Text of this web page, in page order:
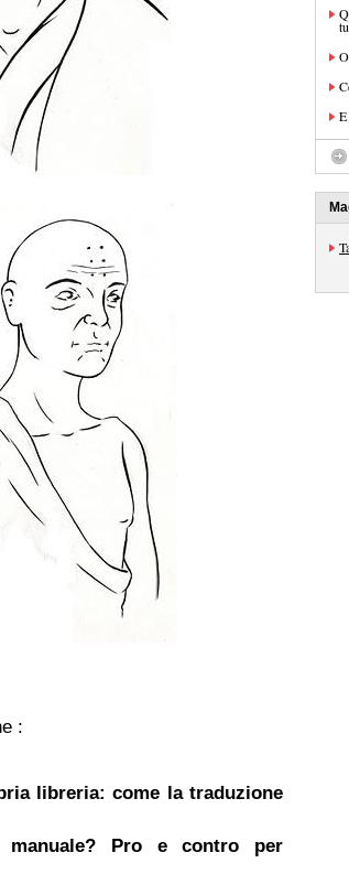
:
libreria: come la traduzione
manuale? Pro e contro per